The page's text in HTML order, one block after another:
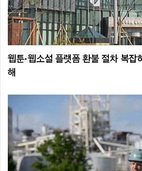
웹툰·웹소설 플랫폼 환불 절차 복잡
해